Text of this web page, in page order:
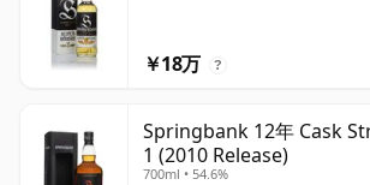
￥18万 ?
Springbank 12年 Cask
1 (2010 Release)
700ml • 54.6%